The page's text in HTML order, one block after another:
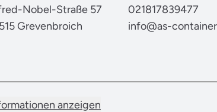
Nobel-Straße 57
Grevenbroich
021817839477
info@as-
anzeigen